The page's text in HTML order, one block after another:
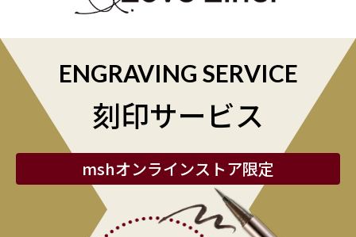
ENGRAVING SERVICE
刻印サービス
mshオンラインストア限定